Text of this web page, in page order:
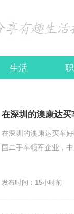
生活
在深圳的澳康达买
在深圳的澳康达买车
国二手车领军企业，
发布时间：15小时前